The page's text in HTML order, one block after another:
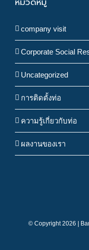
company visit
Corporate Social
Uncategorized
การติดตั้งท่อ
ความรู้เกี่ยวกับท่อ
ผลงานของเรา
© Copyright2026 |